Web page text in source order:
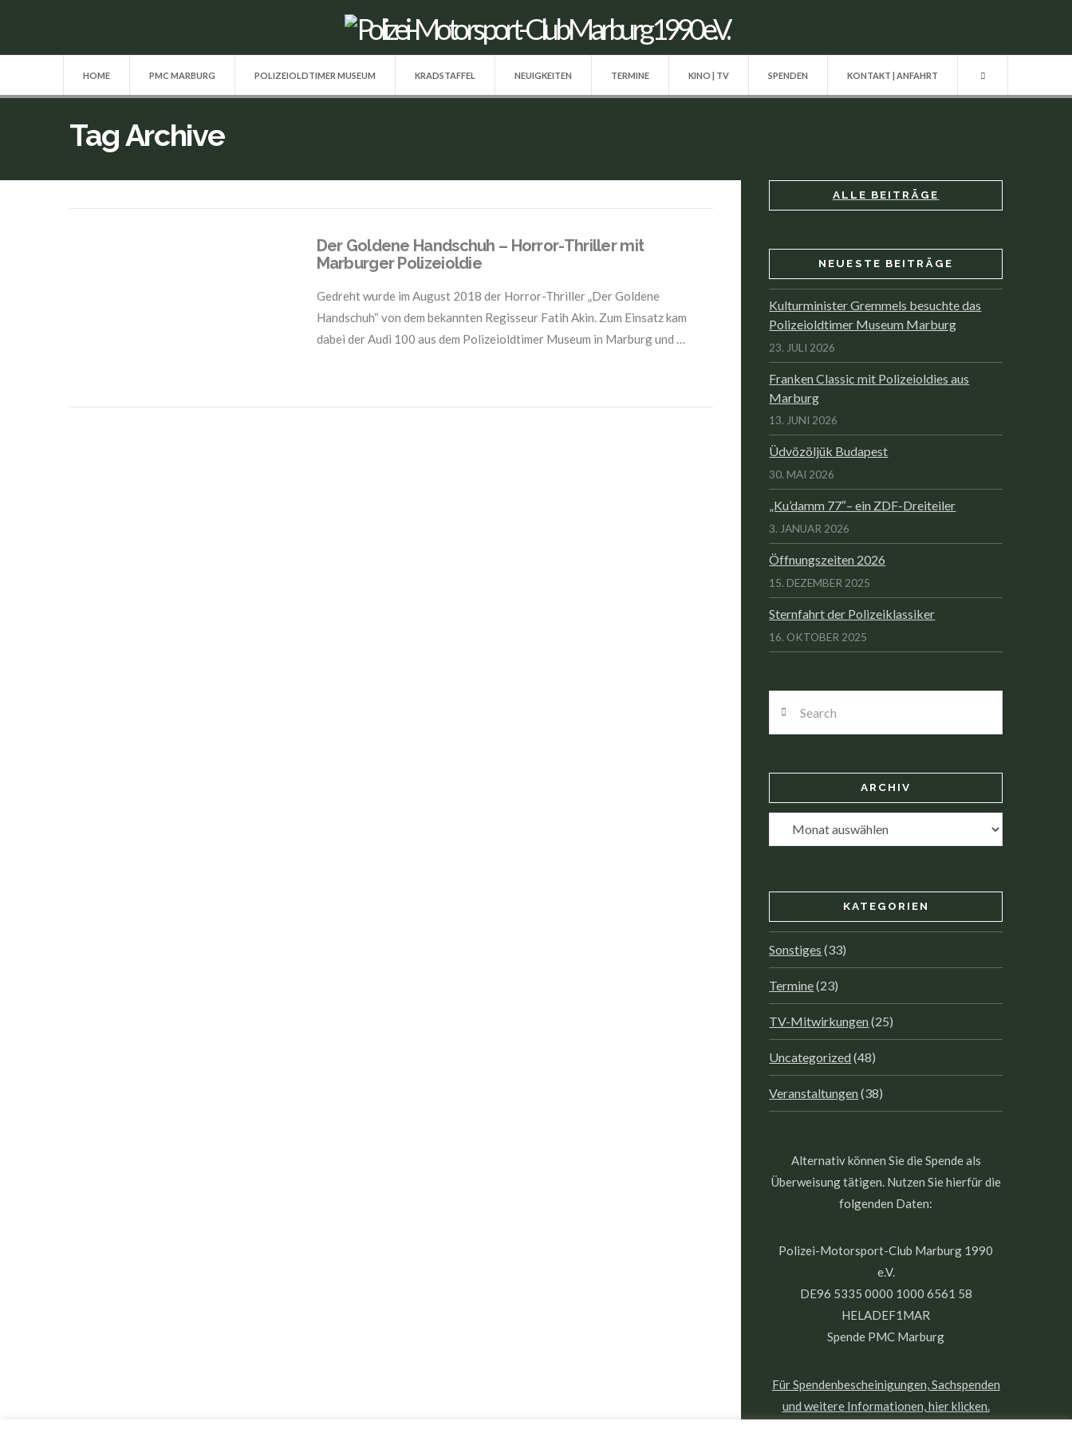
HOME PMC MARBURG POLIZEIOLDTIMER MUSEUM KRADSTAFFEL NEUIGKEITEN TERMINE KINO | TV SPENDEN KONTAKT | ANFAHRT
Tag Archive
Der Goldene Handschuh – Horror-Thriller mit
Marburger Polizeioldie
Gedreht wurde im August 2018 der Horror-Thriller „Der Goldene
Handschuh“ von dem bekannten Regisseur Fatih Akin. Zum Einsatz kam
dabei der Audi 100 aus dem Polizeioldtimer Museum in Marburg und …
ALLE BEITRÄGE
NEUESTE BEITRÄGE
Kulturminister Gremmels besuchte das
Polizeioldtimer Museum Marburg
23. JULI 2026
Franken Classic mit Polizeioldies aus
Marburg
13. JUNI 2026
Üdvözöljük Budapest
30. MAI 2026
„Ku’damm 77″– ein ZDF-Dreiteiler
3. JANUAR 2026
Öffnungszeiten 2026
15. DEZEMBER 2025
Sternfahrt der Polizeiklassiker
16. OKTOBER 2025
ARCHIV
Archiv
KATEGORIEN
Sonstiges (33)
Termine(23)
TV-Mitwirkungen(25)
Uncategorized(48)
Veranstaltungen(38)
Alternativ können Sie die Spende als
Überweisung tätigen. Nutzen Sie hierfür die
folgenden Daten:
Polizei-Motorsport-Club Marburg 1990
e.V.
DE96 5335 0000 1000 6561 58
HELADEF1MAR
Spende PMC Marburg
Für Spendenbescheinigungen, Sachspenden
und weitere Informationen, hier klicken.